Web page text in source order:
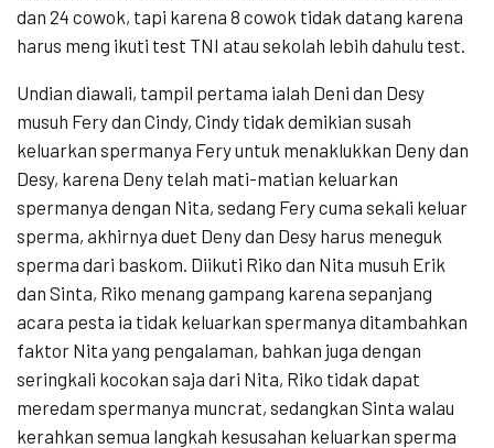
dan 24 cowok, tapi karena 8 cowok tidak datang karena
harus meng ikuti test TNI atau sekolah lebih dahulu test.
Undian diawali, tampil pertama ialah Deni dan Desy
musuh Fery dan Cindy, Cindy tidak demikian susah
keluarkan spermanya Fery untuk menaklukkan Deny dan
Desy, karena Deny telah mati-matian keluarkan
spermanya dengan Nita, sedang Fery cuma sekali keluar
sperma, akhirnya duet Deny dan Desy harus meneguk
sperma dari baskom. Diikuti Riko dan Nita musuh Erik
dan Sinta, Riko menang gampang karena sepanjang
acara pesta ia tidak keluarkan spermanya ditambahkan
faktor Nita yang pengalaman, bahkan juga dengan
seringkali kocokan saja dari Nita, Riko tidak dapat
meredam spermanya muncrat, sedangkan Sinta walau
kerahkan semua langkah kesusahan keluarkan sperma